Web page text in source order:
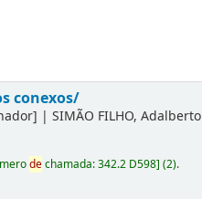
conexos/
|SIMÃO FILHO, Adalberto
dechamada:342.2 D598](2).